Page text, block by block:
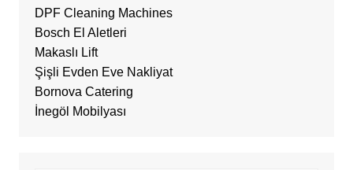
DPF Cleaning Machines
Bosch El Aletleri
Makaslı Lift
Şişli Evden Eve Nakliyat
Bornova Catering
İnegöl Mobilyası